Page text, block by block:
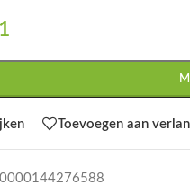
Toevoegen aan